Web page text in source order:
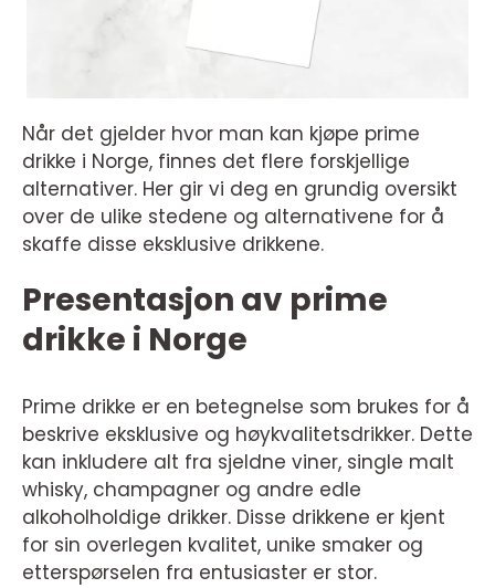
Når det gjelder hvor man kan kjøpe prime
drikke i Norge, finnes det flere forskjellige
alternativer. Her gir vi deg en grundig oversikt
over de ulike stedene og alternativene for å
skaffe disse eksklusive drikkene.
Presentasjon av prime
drikke i Norge
Prime drikke er en betegnelse som brukes for å
beskrive eksklusive og høykvalitetsdrikker. Dette
kan inkludere alt fra sjeldne viner, single malt
whisky, champagner og andre edle
alkoholholdige drikker. Disse drikkene er kjent
for sin overlegen kvalitet, unike smaker og
etterspørselen fra entusiaster er stor.